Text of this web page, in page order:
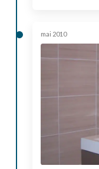
mai 2010